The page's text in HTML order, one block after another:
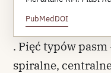
PubMedDOI
. Pięć typów
spiralne,